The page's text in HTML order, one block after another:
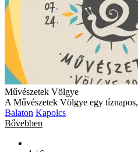
Művészetek Völgye
A Művészetek Völgye egy
Balaton Kapolcs
Bővebben